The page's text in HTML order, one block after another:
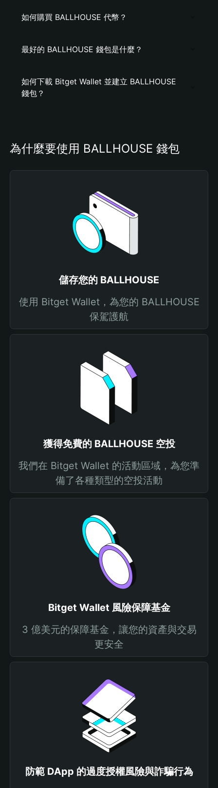
如何購買 BALLHOUSE 代幣？
最好的 BALLHOUSE 錢包是什麼？
如何下載 Bitget Wallet 並建立 BALLHOUSE
錢包？
為什麼要使用 BALLHOUSE 錢包
儲存您的 BALLHOUSE
使用 Bitget Wallet，為您的 BALLHOUSE
保駕護航
獲得免費的 BALLHOUSE 空投
我們在 Bitget Wallet 的活動區域，為您準
備了各種類型的空投活動
Bitget Wallet 風險保障基金
3 億美元的保障基金，讓您的資產與交易
更安全
防範 DApp 的過度授權風險與詐騙行為